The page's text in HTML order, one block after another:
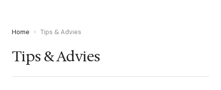
Home › Tips & Advies
Tips & Advies